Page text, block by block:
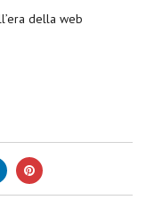
della web